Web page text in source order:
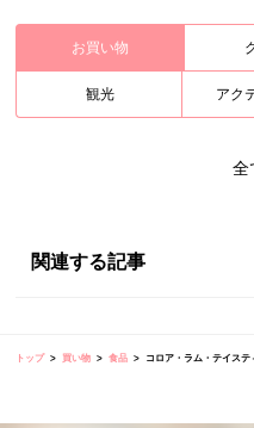
お買い物
観光 アク
全
関連する記事
トップ 買い物 食品 コロア・ラム・テイス